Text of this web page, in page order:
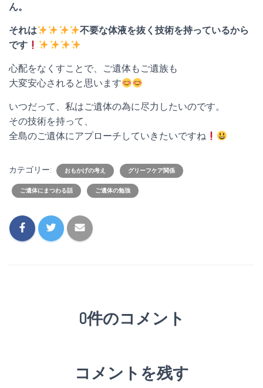
ん。
それは
不要な体液を抜く技術を持っているから
です
心配をなくすことで、ご遺体もご遺族も
大変安心されると思います
いつだって、私はご遺体の為に尽力したいのです。
その技術を持って、
全島のご遺体にアプローチしていきたいですね
カテゴリー: おもかげの考え グリーフケア関係
ご遺体にまつわる話 ご遺体の勉強
0件のコメント
コメントを残す